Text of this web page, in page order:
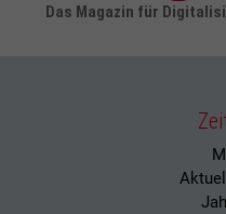
Das Magazin für